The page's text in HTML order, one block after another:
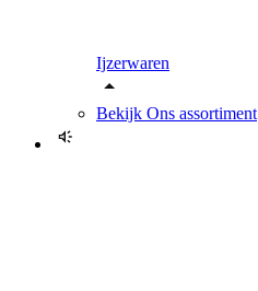
Ijzerwaren
Bekijk Ons assortiment